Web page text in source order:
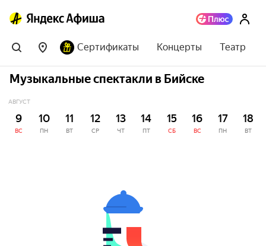
Сертификаты Концерты Театр
Музыкальные спектакли в Бийске
АВГУСТ
9
ВС
10
ПН
11
ВТ
12
СР
13
ЧТ
14
ПТ
15
СБ
16
ВС
17
ПН
18
ВТ